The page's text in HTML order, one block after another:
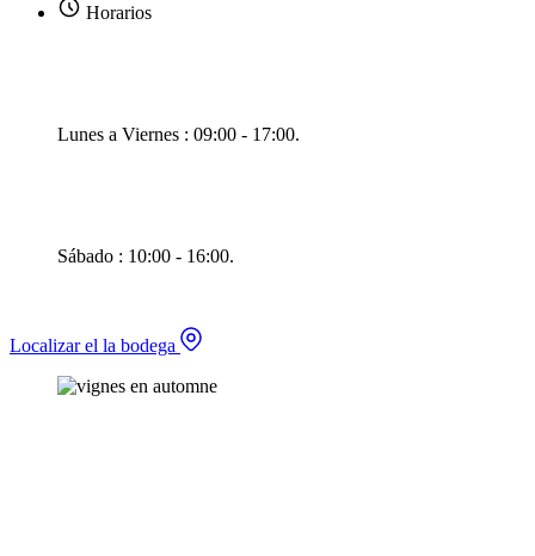
Horarios
Lunes a Viernes : 09:00 - 17:00.
Sábado : 10:00 - 16:00.
Localizar el la bodega